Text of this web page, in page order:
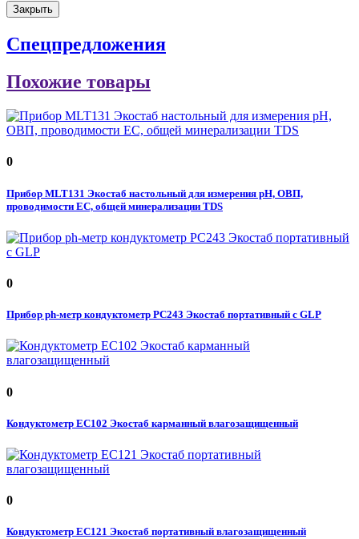
Закрыть
Спецпредложения
Похожие товары
0
Прибор MLT131 Экостаб настольный для измерения рН, ОВП,
проводимости EC, общей минерализации TDS
0
Прибор ph-метр кондуктометр PC243 Экостаб портативный с GLP
0
Кондуктометр EC102 Экостаб карманный влагозащищенный
0
Кондуктометр EC121 Экостаб портативный влагозащищенный